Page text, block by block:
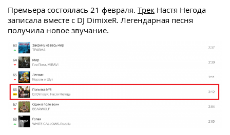
Премьера состоялась 21 февраля. Трек Настя Негода
записала вместе с DJ DimixeR. Легендарная песня
получила новое звучание.